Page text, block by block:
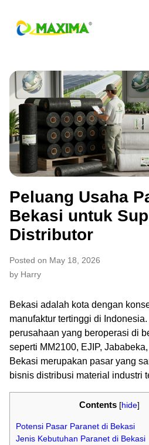
Peluang Usaha
Bekasi untuk
Distributor
Posted on May 18, 2026
by Harry
Bekasi adalah kota dengan
manufaktur tertinggi di
perusahaan yang beroperasi di
seperti MM2100, EJIP,
Bekasi merupakan pasar yang
bisnis distribusi material industri
Contents [hide]
Potensi Pasar Paranet di Bekasi
Jenis Kebutuhan Paranet di Bekasi